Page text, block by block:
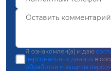
Я ознакомлен(а) и даю
персональных данных в
обработки и защиты